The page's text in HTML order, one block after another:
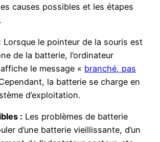
causes possibles et les étapes
Lorsque le pointeur de la souris est
de la batterie, l’ordinateur
le message « branché, pas
la batterie se charge en
d’exploitation.
: Les problèmes de batterie
d’une batterie vieillissante, d’un